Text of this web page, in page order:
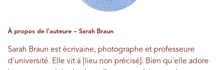
À propos de l'auteure – Sarah Braun
Sarah Braun est écrivaine, photographe et professeure
d'université. Elle vit à [lieu non précisé]. Bien qu'elle adore